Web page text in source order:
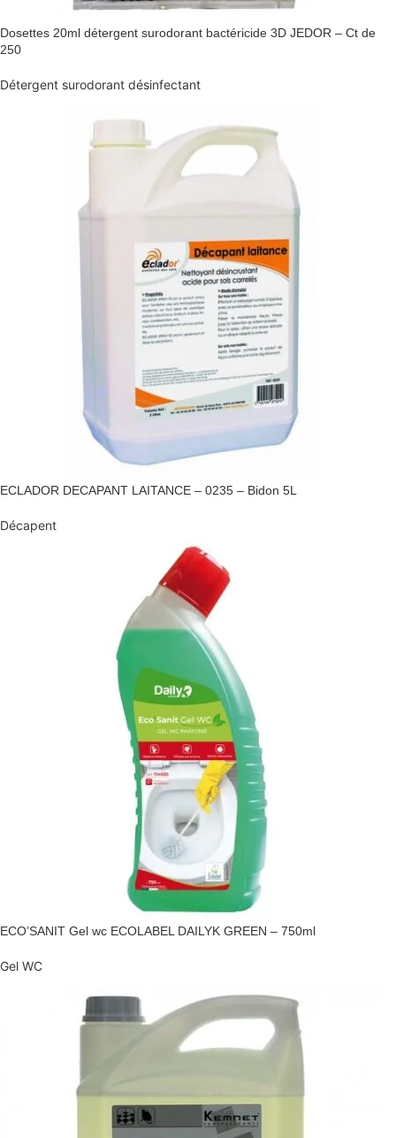
Dosettes 20ml détergent surodorant bactéricide 3D JEDOR – Ct de
250
Détergent surodorant désinfectant
ECLADOR DECAPANT LAITANCE – 0235 – Bidon 5L
Décapent
ECO’SANIT Gel wc ECOLABEL DAILYK GREEN – 750ml
Gel WC